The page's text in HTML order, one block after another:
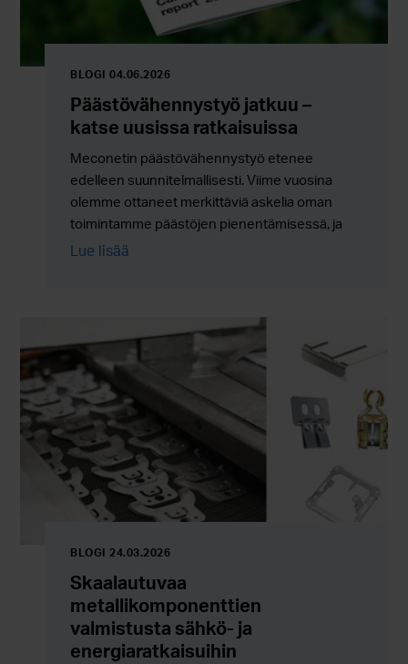
BLOGI 04.06.2026
Päästövähennystyö jatkuu –
katse uusissa ratkaisuissa
Meconetin päästövähennystyö etenee
edelleen suunnitelmallisesti. Viime vuosina
olemme ottaneet merkittäviä askelia oman
toimintamme päästöjen pienentämisessä, ja
työ jatkuu nyt entistä enemmän uusien
Lue lisää
BLOGI 24.03.2026
Skaalautuvaa
metallikomponenttien
valmistusta sähkö- ja
energiaratkaisuihin